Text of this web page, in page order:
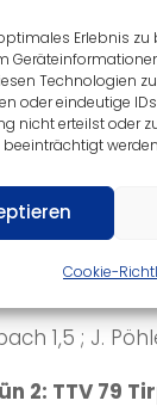
Erlebnis
Technologien
oder eindeutige
nicht erteilst oder
beeinträchtigt
Cookie-
12:3
ging
mittleren
Punkt
1,5 ; J.
2: TTV 79